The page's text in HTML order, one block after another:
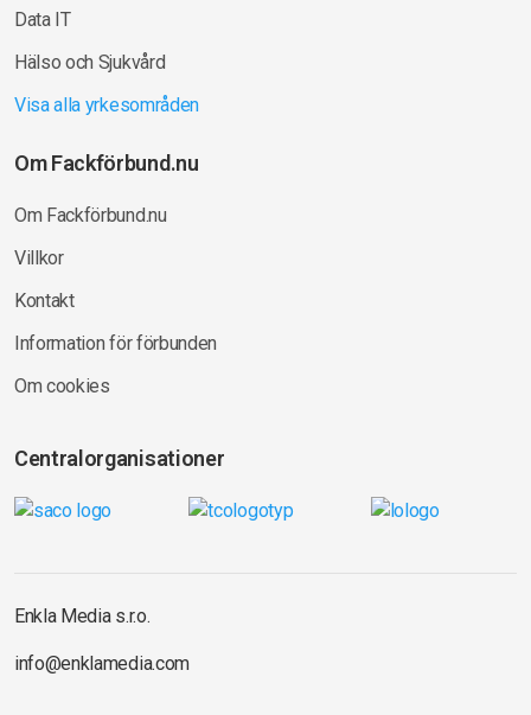
Data IT
Hälso och Sjukvård
Visa alla yrkesområden
Om Fackförbund.nu
Om Fackförbund.nu
Villkor
Kontakt
Information för förbunden
Om cookies
Centralorganisationer
Enkla Media s.r.o.
info@enklamedia.com